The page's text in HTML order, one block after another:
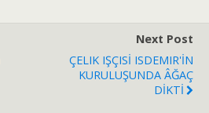
Next Post
ÇELIK IŞÇISİ ISDEMIR'İN
KURULUŞUNDA ÂĞAÇ
DİKTİ